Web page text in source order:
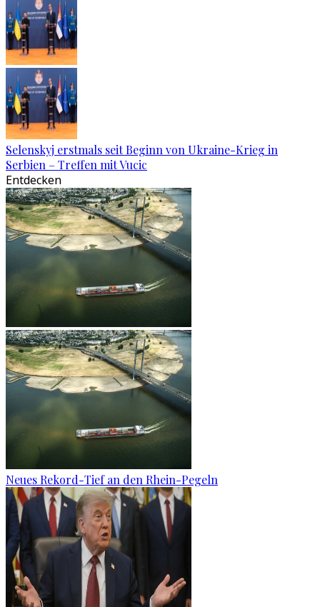
Selenskyj erstmals seit Beginn von Ukraine-Krieg in
Serbien – Treffen mit Vucic
Entdecken
Neues Rekord-Tief an den Rhein-Pegeln